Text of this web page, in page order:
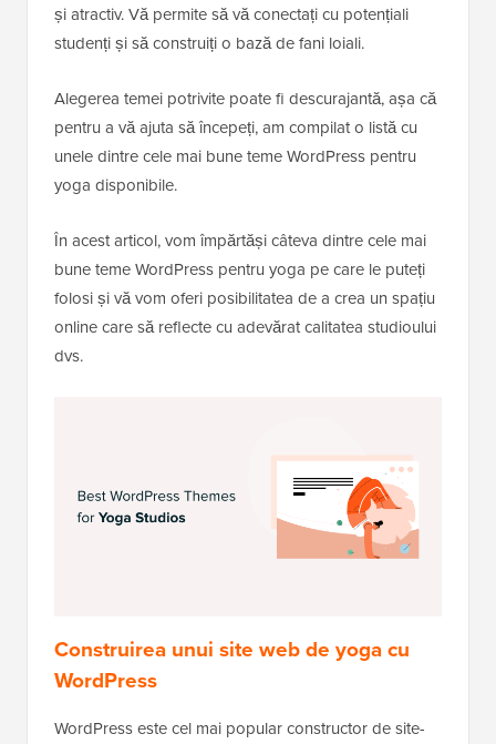
și atractiv. Vă permite să vă conectați cu potențiali
studenți și să construiți o bază de fani loiali.
Alegerea temei potrivite poate fi descurajantă, așa că
pentru a vă ajuta să începeți, am compilat o listă cu
unele dintre cele mai bune teme WordPress pentru
yoga disponibile.
În acest articol, vom împărtăși câteva dintre cele mai
bune teme WordPress pentru yoga pe care le puteți
folosi și vă vom oferi posibilitatea de a crea un spațiu
online care să reflecte cu adevărat calitatea studioului
dvs.
Construirea unui site web de yoga cu
WordPress
WordPress este cel mai popular constructor de site-